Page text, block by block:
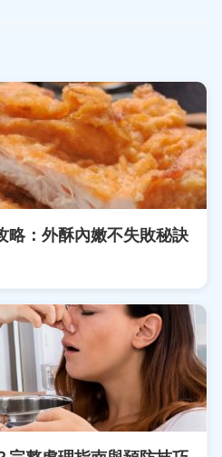
略：外酥內嫩不失敗秘訣